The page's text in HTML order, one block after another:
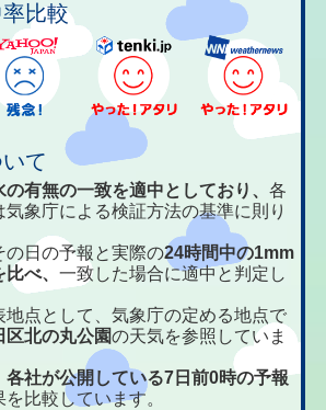
比較
て
の有無の一致を適中としており、各
象庁による検証方法の基準に則り
日の予報と実際の24時間中の1mm
比べ、一致した場合に適中と判定し
点として、気象庁の定める地点で
区北の丸公園の天気を参照していま
各社が公開している7日前0時の予報
を比較しています。